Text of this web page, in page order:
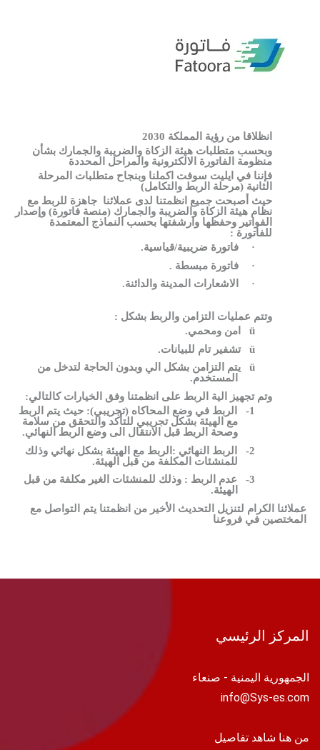
انظلاقا من رؤية المملكة 2030
وبحسب متطلبات هيئة الزكاة والضريبة والجمارك بشأن
منظومة الفاتورة الالكترونية والمراحل المحددة
فإننا في ايليت سوفت اكملنا وبنجاح متطلبات المرحلة
الثانية (مرحلة الربط والتكامل)
حيث أصبحت جميع انظمتنا لدى عملائنا جاهزة للربط مع
نظام هيئة الزكاة والضريبة والجمارك (منصة فاتورة) وإصدار
الفواتير وحفظها وارشفتها بحسب النماذج المعتمدة
للفاتورة :
·
فاتورة ضريبية/قياسية.
·
فاتورة مبسطة .
·
الاشعارات المدينة والدائنة.
وتتم عمليات التزامن والربط بشكل :
ü
امن ومحمي.
ü
تشفير تام للبيانات.
ü
يتم التزامن بشكل الي وبدون الحاجة لتدخل من
المستخدم.
وتم تجهيز الية الربط على انظمتنا وفق الخيارات كالتالي:
1-
الربط في وضع المحاكاه (تجريبي): حيث يتم الربط
مع الهيئة بشكل تجريبي للتأكد والتحقق من سلامة
وصحة الربط قبل الانتقال الى وضع الربط النهائي.
2-
الربط النهائي :الربط مع الهيئة بشكل نهائي وذلك
للمنشئات المكلفة من قبل الهيئة.
3-
عدم الربط : وذلك للمنشئات الغير مكلفة من قبل
الهيئة.
عملائنا الكرام لتنزيل التحديث الأخير من انظمتنا يتم التواصل مع
المختصين في فروعنا
المركز الرئيسي
الجمهورية اليمنية - صنعاء
info@Sys-es.com
من هنا شاهد تفاصيل